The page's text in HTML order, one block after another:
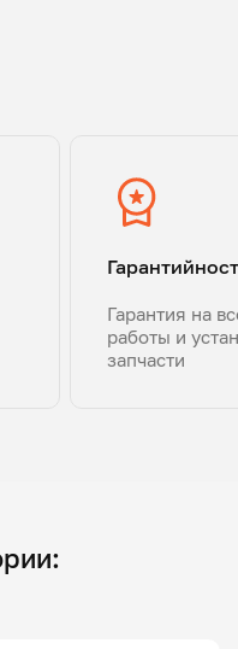
Гарантия на
работы и
запчасти